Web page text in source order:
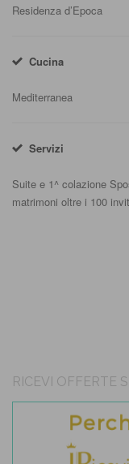
Residenza d’Epoca
Cucina
Mediterranea
Servizi
Suite e 1^ colazione
matrimoni oltre i 100
RICEVI OFFERTE